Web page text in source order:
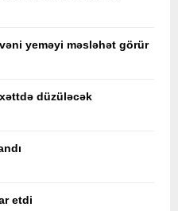
yeməyi məsləhət görür
düzüləcək
etdi